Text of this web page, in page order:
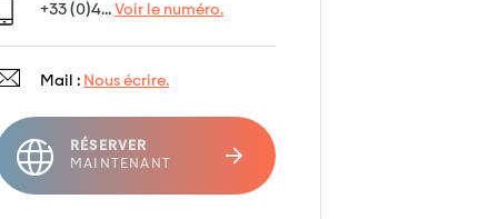
+33 (0)4... Voir le numéro.
Mail : Nous écrire.
RÉSERVER
MAINTENANT